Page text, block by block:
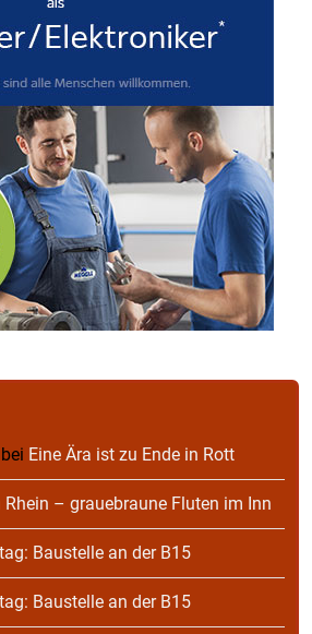
bei Eine Ära ist zu Ende in Rott
Rhein – grauebraune Fluten im Inn
Baustelle an der B15
Baustelle an der B15